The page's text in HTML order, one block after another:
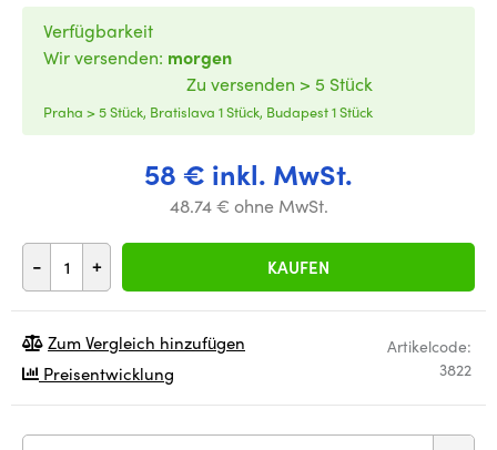
58 € inkl. MwSt.
48.74 € ohne MwSt.
- + KAUFEN
Verfügbarkeit
Wir versenden: morgen
Zu versenden > 5 Stück
Praha > 5 Stück, Bratislava 1 Stück, Budapest 1 Stück
Artikelcode:
3822
Zum Vergleich hinzufügen
Preisentwicklung